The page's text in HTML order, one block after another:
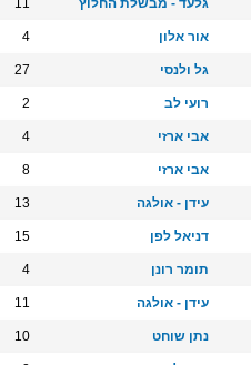
גלעד - מבשלת החלוץ 11
אור אלון 4
גל ולנסי 27
רועי לב 2
אבי ארזי 4
אבי ארזי 8
עידן - אולגה 13
דניאל לפן 15
תומר רונן 4
עידן - אולגה 11
נתן שוחט 10